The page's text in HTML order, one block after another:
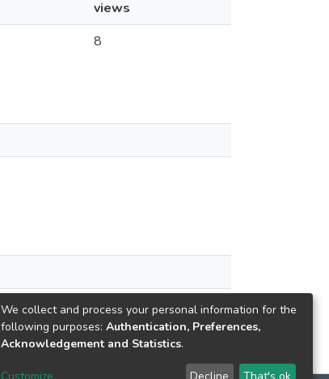
views
8
We collect and process your personal information for the
following purposes: Authentication, Preferences,
Acknowledgement and Statistics.